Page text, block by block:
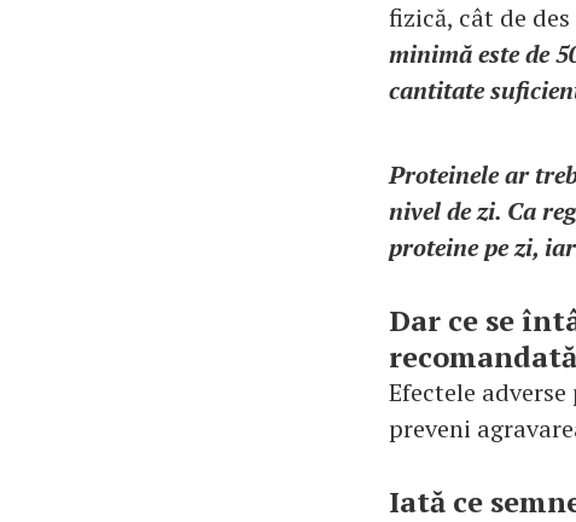
fizică, cât de
minimă este de
cantitate
Proteinele ar
nivel de zi. Ca
proteine pe zi,
Dar ce se
Efectele
preveni
Iată ce